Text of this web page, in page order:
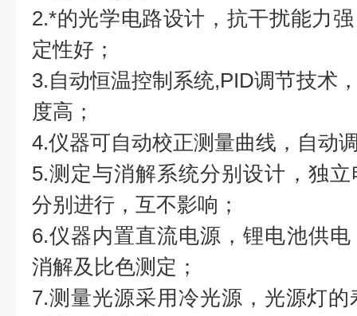
2.*的光学电路设计，抗干扰能力
定性好；
3.自动恒温控制系统,PID调节技术
度高；
4.仪器可自动校正测量曲线，自动
5.测定与消解系统分别设计，独
分别进行，互不影响；
6.仪器内置直流电源，锂电池供
消解及比色测定；
7.测量光源采用冷光源，光源灯